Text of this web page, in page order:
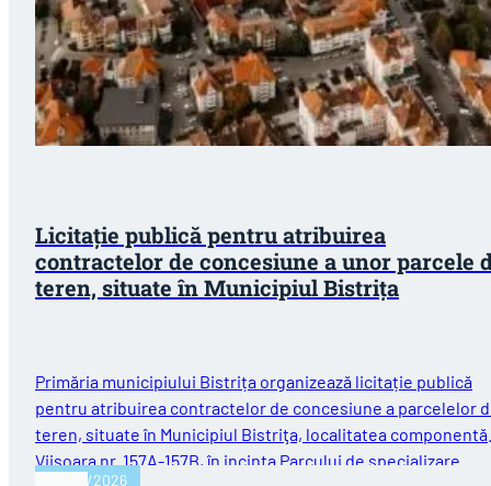
Licitație publică pentru atribuirea
contractelor de concesiune a unor parcele
teren, situate în Municipiul Bistriţa
Primăria municipiului Bistrița organizează licitație publică
pentru atribuirea contractelor de concesiune a parcelelor
teren, situate în Municipiul Bistriţa, localitatea componentă
Viişoara nr. 157A-157B, în incinta Parcului de specializare
29/07/2026